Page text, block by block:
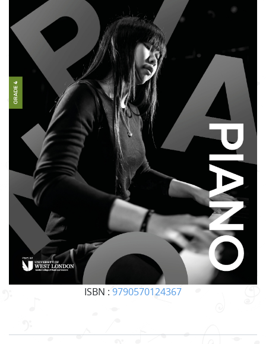
ISBN : 9790570124367